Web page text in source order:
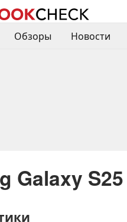
Обзоры Новости
Galaxy